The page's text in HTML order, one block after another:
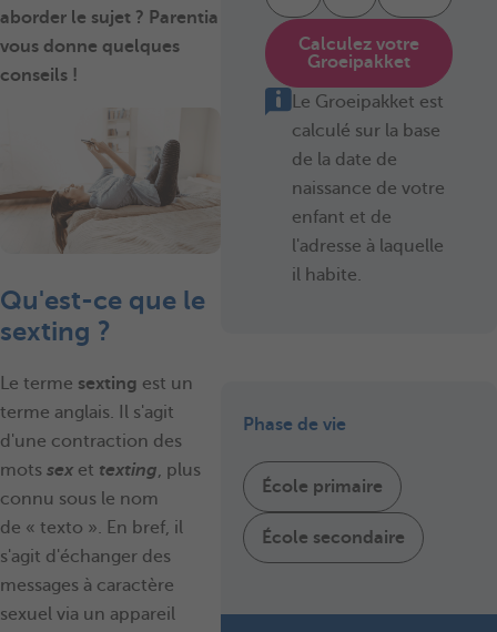
aborder le sujet ? Parentia
vous donne quelques
conseils !
Qu'est-ce que le
sexting ?
Le terme sexting est un
terme anglais. Il s'agit
d'une contraction des
mots sex et texting, plus
connu sous le nom
de « texto ». En bref, il
s'agit d'échanger des
messages à caractère
sexuel via un appareil
Calculez votre
Groeipakket
Le Groeipakket est
calculé sur la base
de la date de
naissance de votre
enfant et de
l'adresse à laquelle
il habite.
Phase de vie
École primaire
École secondaire